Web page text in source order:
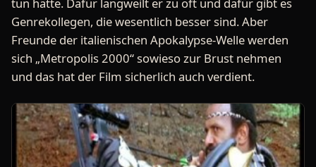
Genrekollegen, die wesentlich besser sind. Aber
Freunde der italienischen Apokalypse-Welle werden
sich „Metropolis 2000“ sowieso zur Brust nehmen
und das hat der Film sicherlich auch verdient.